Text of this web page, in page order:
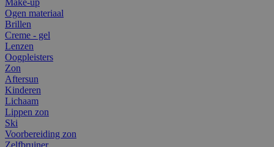
Ogen materiaal
Brillen
Creme - gel
Lenzen
Oogpleisters
Zon
Aftersun
Kinderen
Lichaam
Lippen zon
Ski
Voorbereiding zon
Zelfbruiner